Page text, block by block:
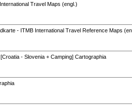
Travel Maps (engl.)
- ITMB International Travel Reference Maps
- Slovenia + Camping] Cartographia